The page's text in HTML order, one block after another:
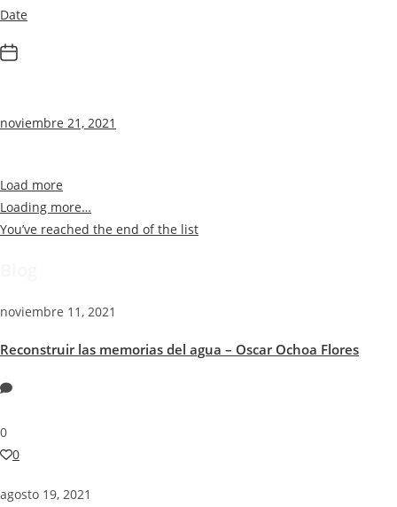
Date
noviembre 21, 2021
Load more
Loading more…
You’ve reached the end of the list
noviembre 11, 2021
Reconstruir las memorias del agua – Oscar Ochoa Flores
0
0
agosto 19, 2021